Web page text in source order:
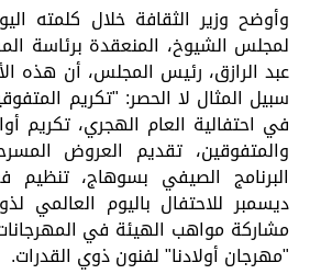
وأوضح وزير الثقافة خلال كلمته
لمجلس الشيوخ، المنعقدة برئاسة
عبد الرازق، رئيس المجلس، أن هذه
سبيل المثال لا الحصر: "تكريم
في احتفالية العام الهجري، تكريم
والمتفوقين، تقديم العروض
البرنامج الصيفي بسوهاج،
ديسمبر للاحتفال باليوم العالمي
مشاركة مواهب الهيئة في
"مهرجان أولادنا" لفنون ذوي القدرات.